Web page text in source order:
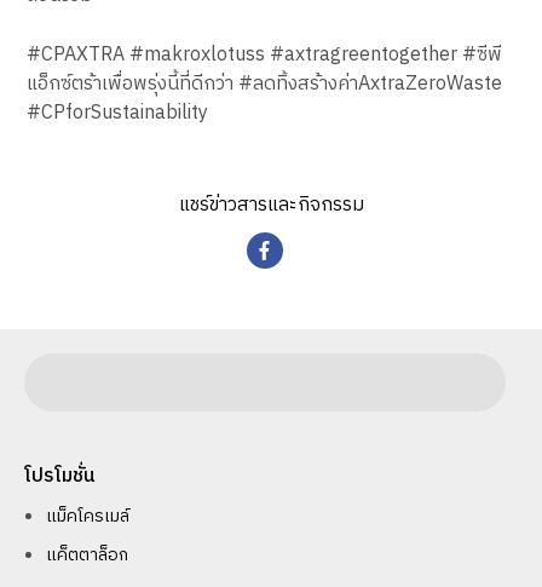
#CPAXTRA #makroxlotuss #axtragreentogether #ซีพี
แอ็กซ์ตร้าเพื่อพรุ่งนี้ที่ดีกว่า #ลดทิ้งสร้างค่าAxtraZeroWaste
#CPforSustainability
แชร์ข่าวสารและกิจกรรม
โปรโมชั่น
แม็คโครเมล์
แค็ตตาล็อก